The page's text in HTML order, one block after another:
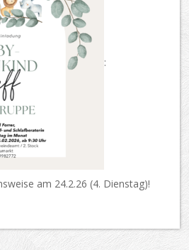
:
am 24.2.26 (4. Dienstag)!